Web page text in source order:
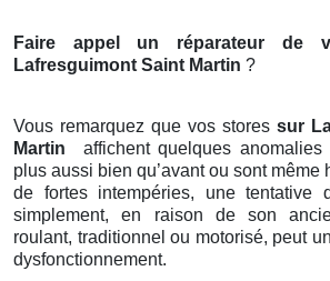
Faire appel un réparateur de
Lafresguimont Saint Martin ?
Vous remarquez que vos stores sur
Martin
affichent quelques
plus aussi bien qu’avant ou sont même
de fortes intempéries, une tentative
simplement, en raison de son
roulant, traditionnel ou motorisé, peut
dysfonctionnement.